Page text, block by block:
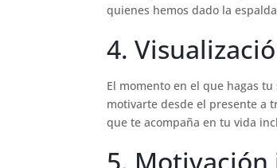
quienes hemos dado la
4.
El momento en el que hagas
motivarte desde el presente a
que te acompaña en tu vida